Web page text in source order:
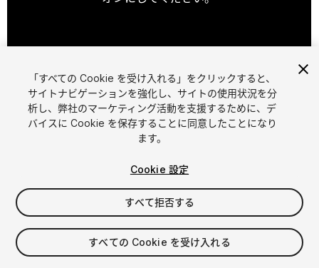
1 /8
$5
消費税は決済時に計算されます
「すべての Cookie を受け入れる」をクリックすると、
サイトナビゲーションを強化し、サイトの使用状況を分
析し、弊社のマーケティング活動を支援するために、デ
バイスに Cookie を保存することに同意したことになり
ます。
Cookie 設定
すべて拒否する
すべての Cookie を受け入れる